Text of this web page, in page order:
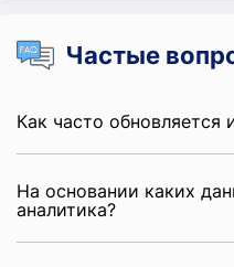
Частые
Как часто обновляется
На основании каких
аналитика?